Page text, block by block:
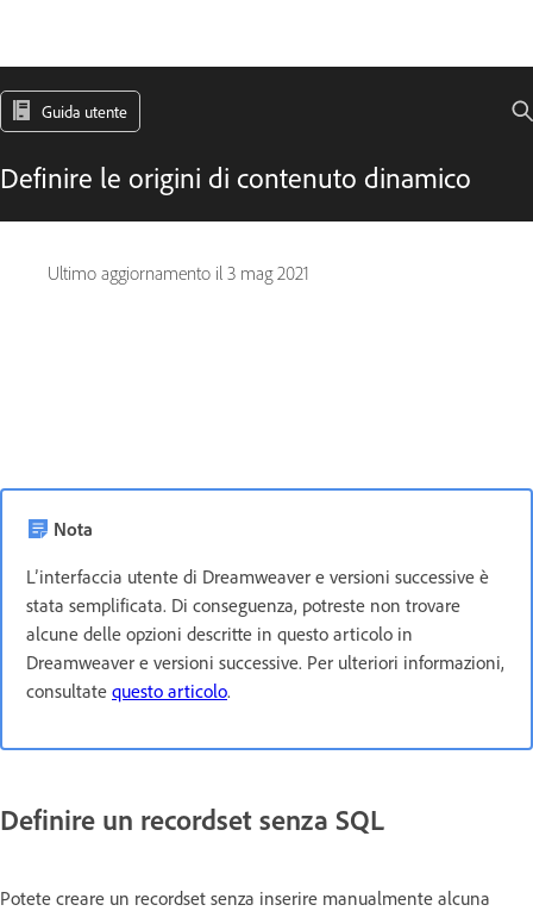
Guida utente
Definire le origini di contenuto dinamico
Ultimo aggiornamento il 3 mag 2021
Nota
L’interfaccia utente di Dreamweaver e versioni successive è
stata semplificata. Di conseguenza, potreste non trovare
alcune delle opzioni descritte in questo articolo in
Dreamweaver e versioni successive. Per ulteriori informazioni,
consultate questo articolo.
Definire un recordset senza SQL
Potete creare un recordset senza inserire manualmente alcuna